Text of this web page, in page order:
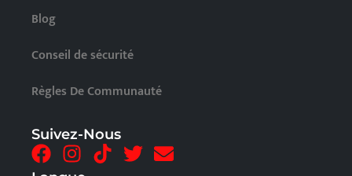
Blog
Conseil de sécurité
Règles De Communauté
Suivez-Nous
F
I
T
T
E